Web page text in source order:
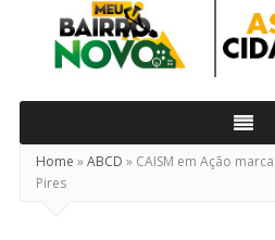
Real
Home »ABCD » CAISM em Ação
Pires